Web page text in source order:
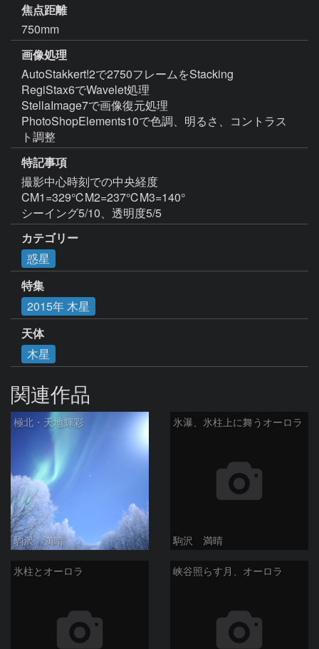
焦点距離
750mm
画像処理
AutoStakkert!2で2750フレームをStacking
RegiStax6でWavelet処理
StellaImage7で画像復元処理
PhotoShopElements10で色調、明るさ、コントラス
ト調整
特記事項
撮影中心時刻での中央経度
CM1=329℃M2=237℃M3=140°
シーイング5/10、透明度5/5
カテゴリー
惑星
特集
2015年 木星
天体
木星
関連作品
極北・天地輝彩
駒沢 満晴
氷瀑、氷柱上に舞うオーロラ
駒沢 満晴
氷柱とオーロラ 峡谷照らす月、オーロラ